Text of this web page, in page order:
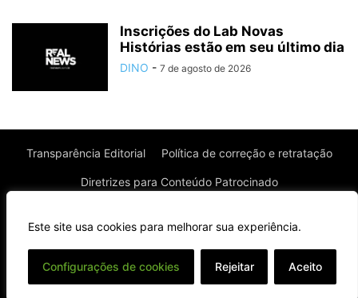
Este site usa cookies para melhorar sua experiência.
Configurações de cookies Rejeitar Aceito
Inscrições do Lab Novas
Histórias estão em seu último dia
DINO - 7 de agosto de 2026
Transparência Editorial Política de correção e retratação
Diretrizes para Conteúdo Patrocinado